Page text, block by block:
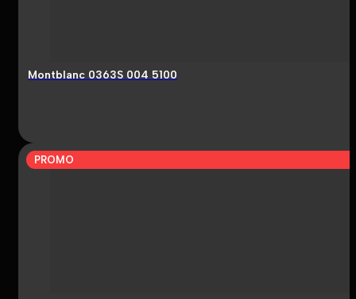
Montblanc 0363S 004 5100
PROMO